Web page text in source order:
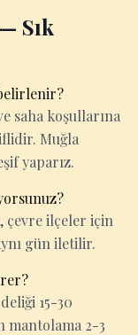
Sık
saha koşullarına
Muğla
yaparız.
çevre ilçeler için
gün iletilir.
15-30
mantolama 2-3